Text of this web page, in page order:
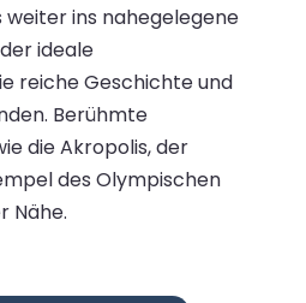
weiter ins nahegelegene
ideale
reiche Geschichte und
Berühmte
die Akropolis, der
des Olympischen
Nähe.